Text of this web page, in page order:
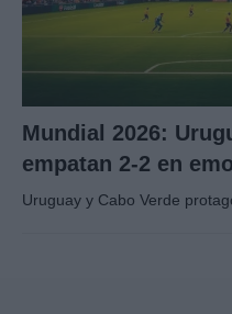
Mundial 2026:
empatan 2-2 en
Uruguay y Cabo Verde